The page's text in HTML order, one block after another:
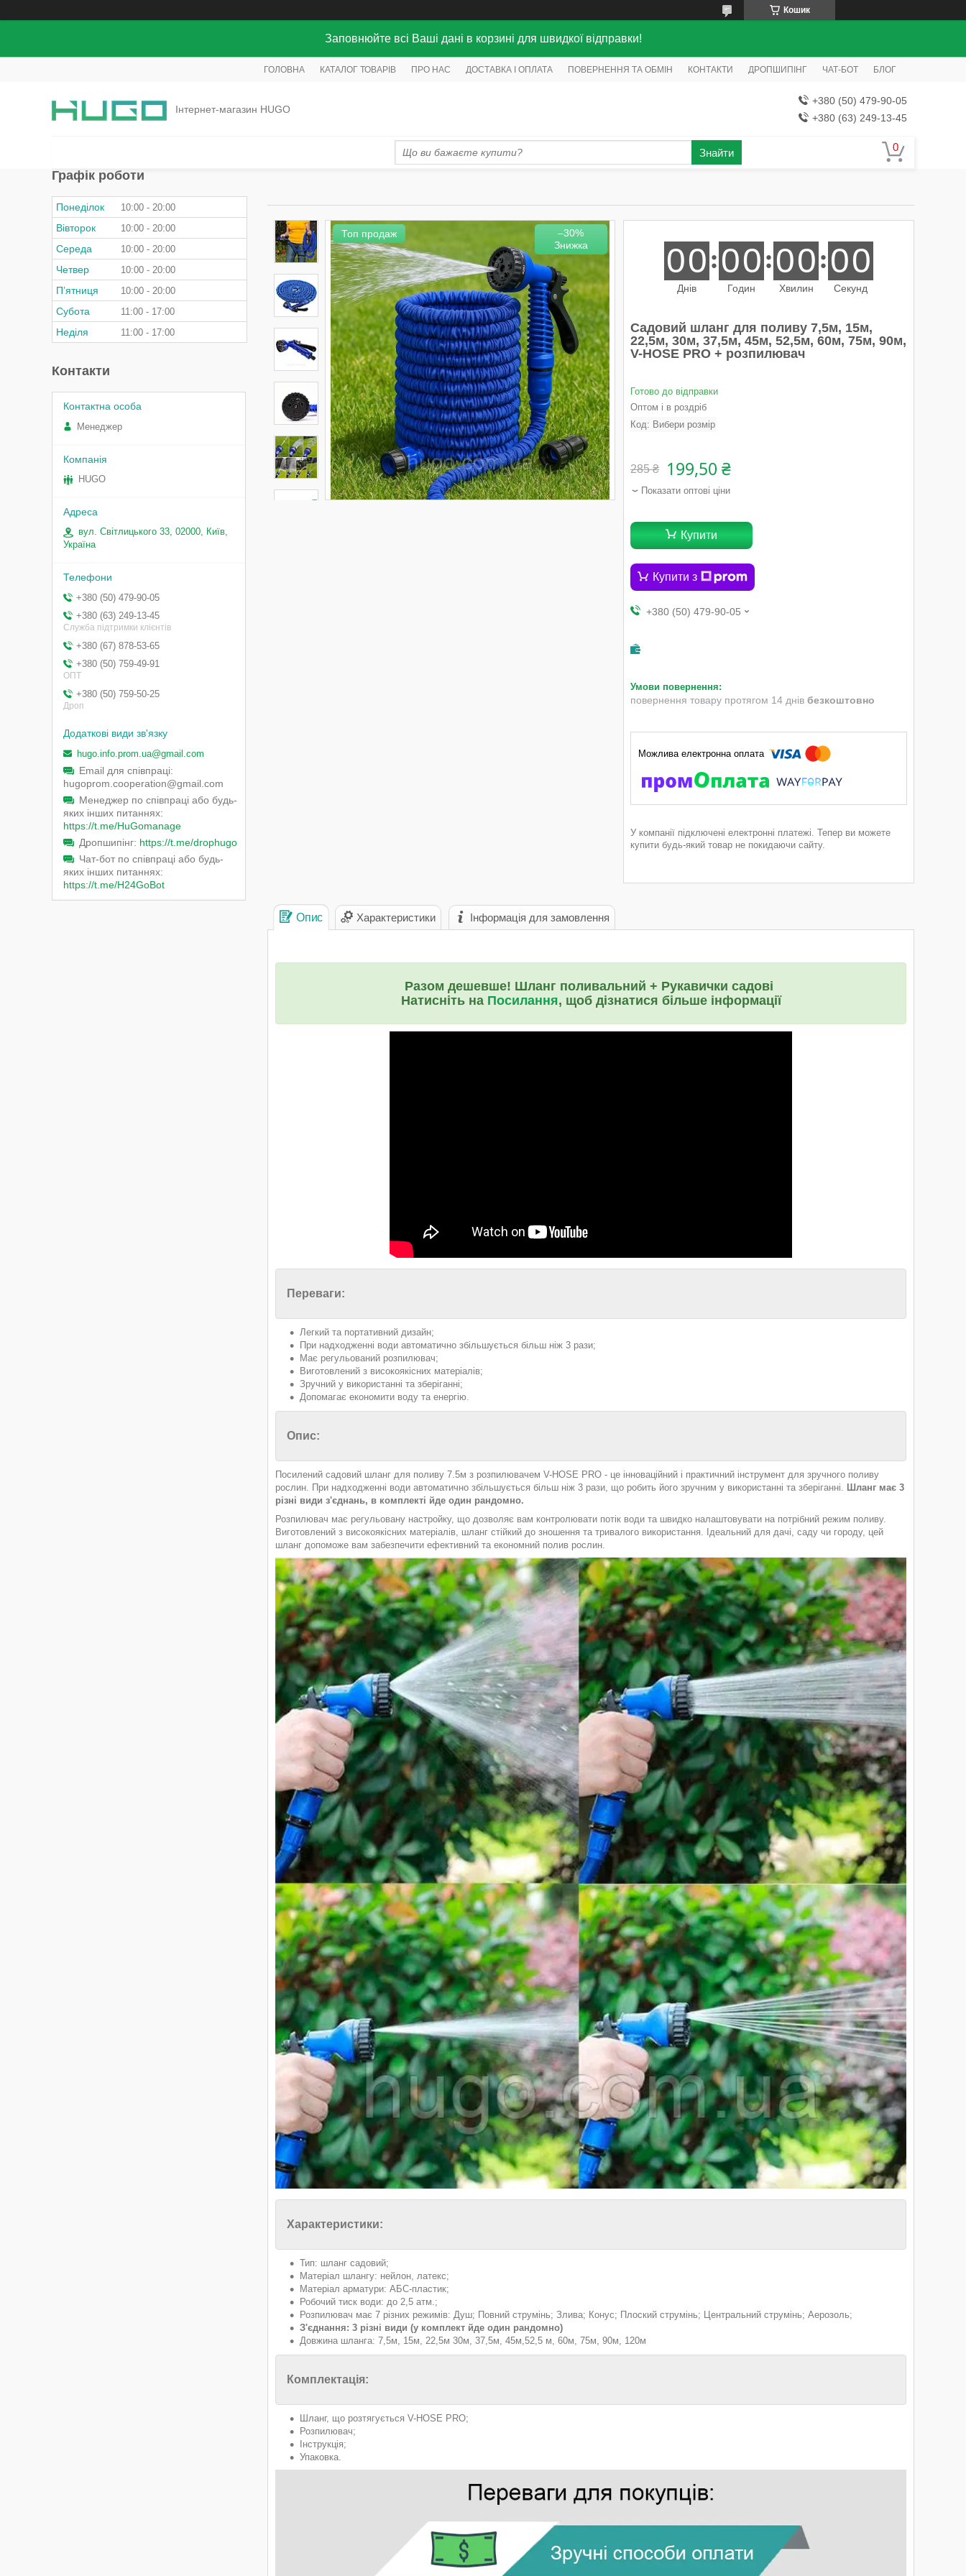
Кошик
Заповнюйте всі Ваші дані в корзині для швидкої відправки!
ГОЛОВНА КАТАЛОГ ТОВАРІВ ПРО НАС ДОСТАВКА І ОПЛАТА ПОВЕРНЕННЯ ТА ОБМІН КОНТАКТИ ДРОПШИПІНГ ЧАТ-БОТ БЛОГ
Інтернет-магазин HUGO
+380 (50) 479-90-05
+380 (63) 249-13-45
Знайти
Топ продаж –30%
00
Днів
00
Годин
00
Хвилин
00
Секунд
Садовий шланг для поливу 7,5м, 15м,
22,5м, 30м, 37,5м, 45м, 52,5м, 60м, 75м, 90м,
V-HOSE PRO + розпилювач
Готово до відправки
Оптом і в роздріб
Код: Вибери розмір
285 ₴ 199,50 ₴
Показати оптові ціни
Купити
Купити з
+380 (50) 479-90-05
повернення товару протягом 14 днів безкоштовно
У компанії підключені електронні платежі. Тепер ви можете
купити будь-який товар не покидаючи сайту.
Опис Характеристики Інформація для замовлення
Разом дешевше! Шланг поливальний + Рукавички садові
Натисніть на Посилання, щоб дізнатися більше інформації
Переваги:
Легкий та портативний дизайн;
При надходженні води автоматично збільшується більш ніж 3 рази;
Має регульований розпилювач;
Виготовлений з високоякісних матеріалів;
Зручний у використанні та зберіганні;
Допомагає економити воду та енергію.
Опис:
Посилений садовий шланг для поливу 7.5м з розпилювачем V-HOSE PRO - це інноваційний і практичний інструмент для зручного поливу
рослин. При надходженні води автоматично збільшується більш ніж 3 рази, що робить його зручним у використанні та зберіганні. Шланг має 3
різні види з'єднань, в комплекті йде один рандомно.
Розпилювач має регульовану настройку, що дозволяє вам контролювати потік води та швидко налаштовувати на потрібний режим поливу.
Виготовлений з високоякісних матеріалів, шланг стійкий до зношення та тривалого використання. Ідеальний для дачі, саду чи городу, цей
шланг допоможе вам забезпечити ефективний та економний полив рослин.
Характеристики:
Тип: шланг садовий;
Матеріал шлангу: нейлон, латекс;
Матеріал арматури: АБС-пластик;
Робочий тиск води: до 2,5 атм.;
Розпилювач має 7 різних режимів: Душ; Повний струмінь; Злива; Конус; Плоский струмінь; Центральний струмінь; Аерозоль;
З'єднання: 3 різні види (у комплект йде один рандомно)
Довжина шланга: 7,5м, 15м, 22,5м 30м, 37,5м, 45м,52,5 м, 60м, 75м, 90м, 120м
Комплектація:
Шланг, що розтягується V-HOSE PRO;
Розпилювач;
Інструкція;
Упаковка.
Графік роботи
Понеділок 10:00 20:00
Вівторок 10:00 20:00
Середа 10:00 20:00
Четвер 10:00 20:00
Пʼятниця 10:00 20:00
Субота 11:00 17:00
Неділя 11:00 17:00
Контакти
Менеджер
HUGO
вул. Світлицького 33, 02000, Київ,
Україна
+380 (50) 479-90-05
+380 (63) 249-13-45
Служба підтримки клієнтів
+380 (67) 878-53-65
+380 (50) 759-49-91
ОПТ
+380 (50) 759-50-25
Дроп
hugo.info.prom.ua@gmail.com
Email для співпраці
hugoprom.cooperation@gmail.com
Менеджер по співпраці або будь-
яких інших питаннях
https://t.me/HuGomanage
Дропшипінг https://t.me/drophugo
Чат-бот по співпраці або будь-
яких інших питаннях
https://t.me/H24GoBot